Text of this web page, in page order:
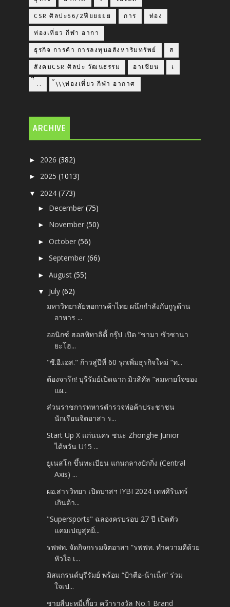
CSR ศิลปะ66/2ฟียยยยย การ ท่อง
ท่องเที่ยว กีฬา อากา
ธุรกิจ การค้า การลงทุนอสังหาริมทรัพย์ ส
สังคมCSR ศิลปะ วัฒนธรรม อาเซียน เ
่่ื​ .. ้\\\ท่องเที่ยว กีฬา อากาศ
ARCHIVE
► 2026(382)
► 2025(1013)
▼ 2024(773)
► December(75)
► November(50)
►October(56)
►September(66)
►August(55)
▼ July(62)
มหาวิทยาลัยหอการค้าไทย ผนึกกำลังกับกูรูด้าน
อาหาร ...
ออนิกซ์ ฮอสพิทาลิตี้ กรุ๊ป เปิด “ชามา ซัวซานา
ยะโฮ...
"ซี.อี.เอส." ก้าวสู่ปีที่ 60 รุกเพิ่มธุรกิจใหม่ “ท...
ต้องจารึก! บุรีรัมย์เปิดฉาก มิวสิคัล “ลมหายใจของ
แผ...
ส่วนราชการทหารตำรวจพ่อค้าประชาชน
นักเรียนจิตอาสา ร...
Start Up X แก่นนคร ชนะ Zhonghe Junior
ไต้หวัน U15 ...
ยูเนสโก ขึ้นทะเบียน แกนกลางปักกิ่ง (Central
Axis) ...
ผอ.สารวิทยา เปิดบาสฯ IYBI 2024 เทพศิรินทร์
เกินต้า...
"Supersports" ฉลองครบรอบ 27 ปี เปิดตัว
แคมเปญสุดยิ่...
รฟฟท. จัดกิจกรรมจิตอาสา “รฟฟท. ทำความดีด้วย
หัวใจ เ...
มิสแกรนด์บุรีรัมย์ พร้อม “ป้าตือ-น้าเน็ก” ร่วม
ใจเป...
ชายสี่บะหมี่เกี๊ยว คว้ารางวัล No.1 Brand